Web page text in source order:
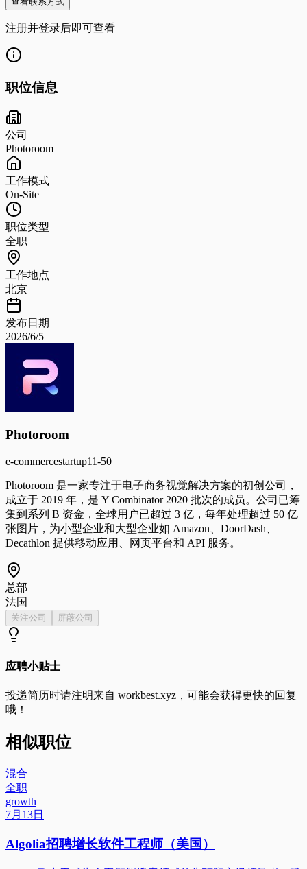
注册并登录后即可查看
职位信息
公司
Photoroom
工作模式
On-Site
职位类型
全职
工作地点
北京
发布日期
2026/6/5
Photoroom
e-commercestartup11-50
Photoroom 是一家专注于电子商务视觉解决方案的初创公司，
成立于 2019 年，是 Y Combinator 2020 批次的成员。公司已筹
集到系列 B 资金，全球用户已超过 3 亿，每年处理超过 50 亿
张图片，为小型企业和大型企业如 Amazon、DoorDash、
Decathlon 提供移动应用、网页平台和 API 服务。
总部
法国
关注公司 屏蔽公司
应聘小贴士
投递简历时请注明来自 workbest.xyz ，可能会获得更快的回复
哦！
相似职位
混合
全职
growth
7月13日
Algolia招聘增长软件工程师（美国）